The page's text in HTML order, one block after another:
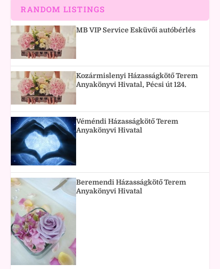
RANDOM LISTINGS
MB VIP Service Esküvői autóbérlés
Kozármislenyi Házasságkötő Terem
Anyakönyvi Hivatal, Pécsi út 124.
Véméndi Házasságkötő Terem
Anyakönyvi Hivatal
Beremendi Házasságkötő Terem
Anyakönyvi Hivatal